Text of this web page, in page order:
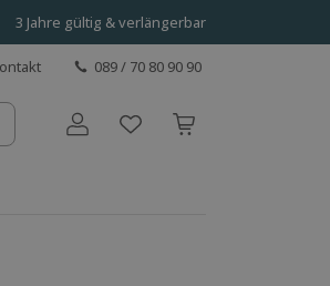
3 Jahre gültig & verlängerbar
089 / 70 80 90 90
Benutzerkonto